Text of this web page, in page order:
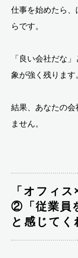
仕事を始めたら
らです。
「良い会社だな
象が強く残ります
結果、あなたの
ません。
「オフィ
②「従業員
と感じてく